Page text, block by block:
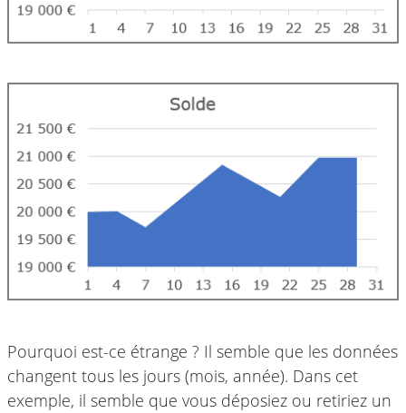
Pourquoi est-ce étrange ? Il semble que les données
changent tous les jours (mois, année). Dans cet
exemple, il semble que vous déposiez ou retiriez un